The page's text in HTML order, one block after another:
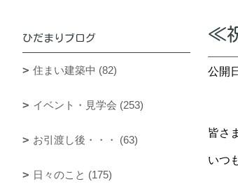
≪
公開
皆さ
いつ
ひだまりブログ
住まい建築中 (82)
イベント・見学会 (253)
お引渡し後・・・ (63)
日々のこと (175)